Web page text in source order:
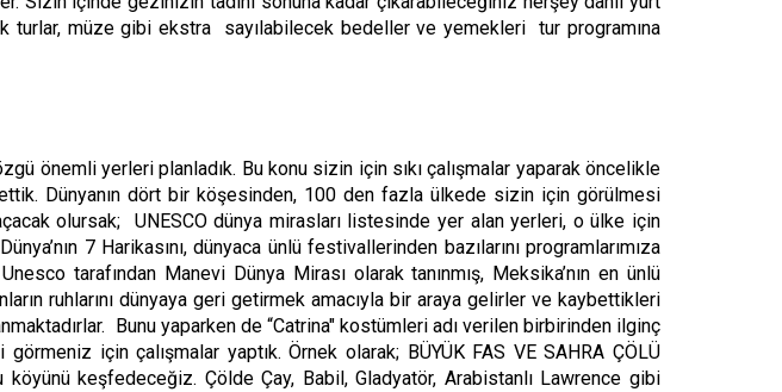
turlar, müze gibi ekstra sayılabilecek bedeller ve yemekleri tur programına
önemli yerleri planladık. Bu konu sizin için sıkı çalışmalar yaparak öncelikle
Dünyanın dört bir köşesinden, 100 den fazla ülkede sizin için görülmesi
olursak; UNESCO dünya mirasları listesinde yer alan yerleri, o ülke için
7 Harikasını, dünyaca ünlü festivallerinden bazılarını programlarımıza
tarafından Manevi Dünya Mirası olarak tanınmış, Meksika’nın en ünlü
ruhlarını dünyaya geri getirmek amacıyla bir araya gelirler ve kaybettikleri
Bunu yaparken de “Catrina" kostümleri adı verilen birbirinden ilginç
için çalışmalar yaptık. Örnek olarak; BÜYÜK FAS VE SAHRA ÇÖLÜ
köyünü keşfedeceğiz. Çölde Çay, Babil, Gladyatör, Arabistanlı Lawrence gibi